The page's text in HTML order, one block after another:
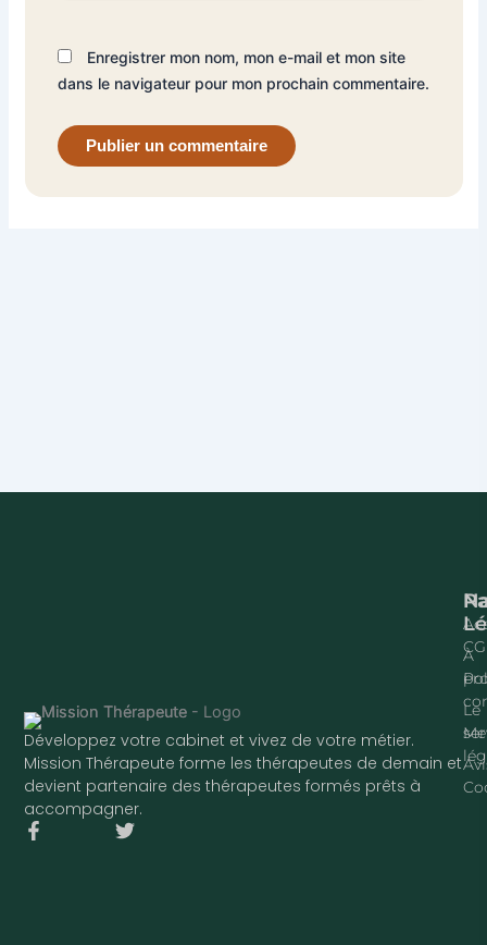
Enregistrer mon nom, mon e-mail et mon site
dans le navigateur pour mon prochain commentaire.
Développez votre cabinet et vivez de votre métier.
Mission Thérapeute forme les thérapeutes de demain et
devient partenaire des thérapeutes formés prêts à
accompagner.
F
T
À
Le